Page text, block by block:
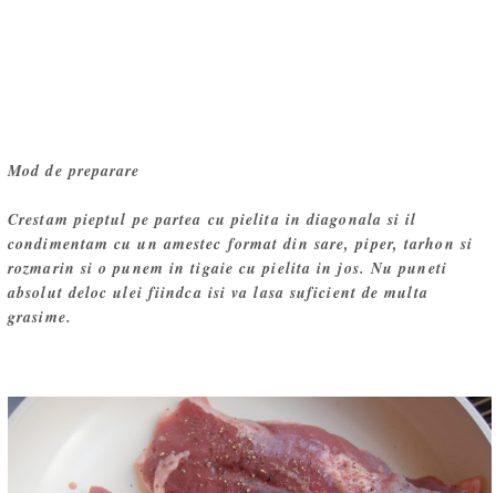
Mod de preparare
Crestam pieptul pe partea cu pielita in diagonala si il
condimentam cu un amestec format din sare, piper, tarhon si
rozmarin si o punem in tigaie cu pielita in jos. Nu puneti
absolut deloc ulei fiindca isi va lasa suficient de multa
grasime.